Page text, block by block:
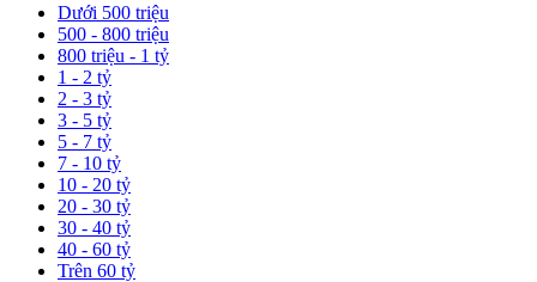
Dưới 500 triệu
500 - 800 triệu
800 triệu - 1 tỷ
1 - 2 tỷ
2 - 3 tỷ
3 - 5 tỷ
5 - 7 tỷ
7 - 10 tỷ
10 - 20 tỷ
20 - 30 tỷ
30 - 40 tỷ
40 - 60 tỷ
Trên 60 tỷ